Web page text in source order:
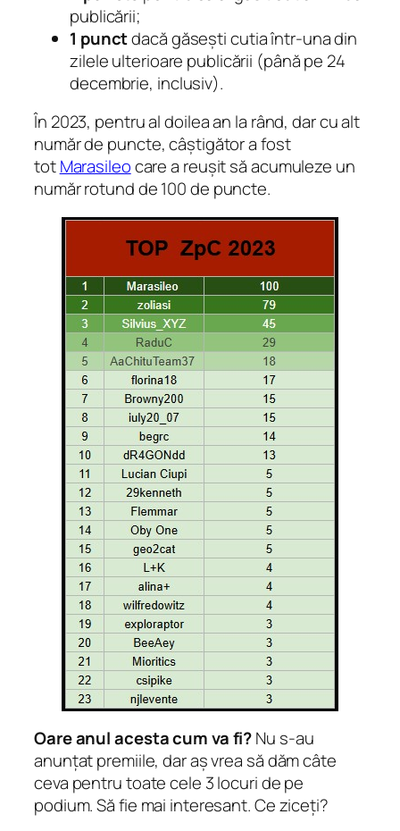
publicării;
1 punctdacă găsești cutia într-una din
zilele ulterioare publicării (până pe 24
decembrie, inclusiv).
În 2023, pentru al doilea an la rând, dar cu alt
număr de puncte, câștigător a fost
totMarasileocare a reușit să acumuleze un
număr rotund de 100 de puncte.
Oare anul acesta cum va fi?Nu s-au
anunțat premiile, dar aș vrea să dăm câte
ceva pentru toate cele 3 locuri de pe
podium. Să fie mai interesant. Ce ziceți?